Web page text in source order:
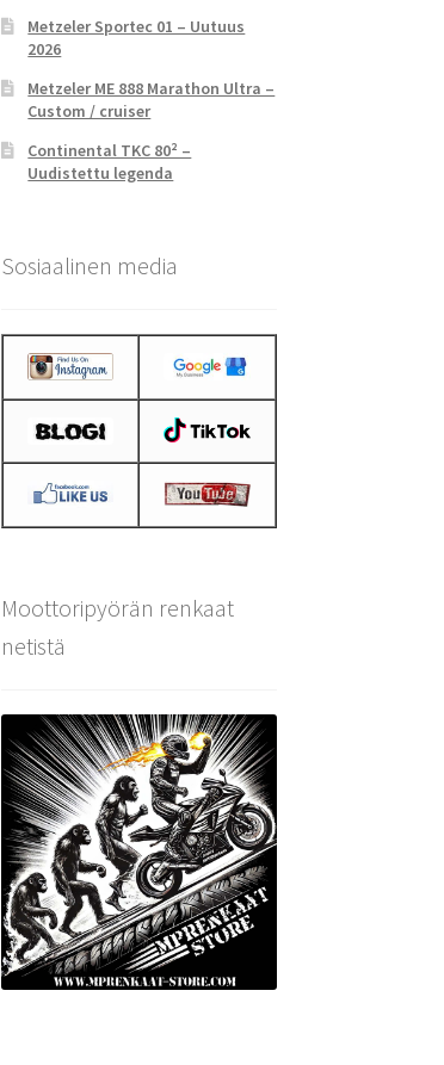
Metzeler Sportec 01 – Uutuus
2026
Metzeler ME 888 Marathon Ultra –
Custom / cruiser
Continental TKC 80² –
Uudistettu legenda
Sosiaalinen media
Moottoripyörän renkaat
netistä